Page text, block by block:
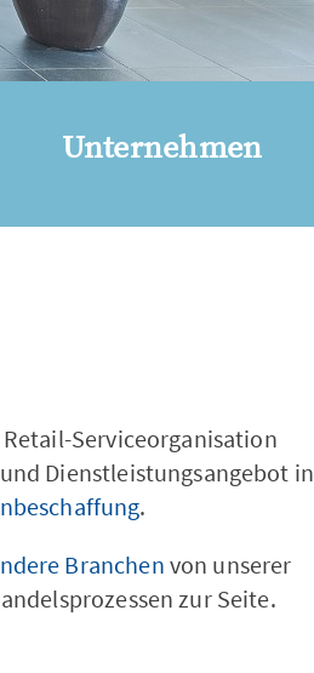
Unternehmen
Retail-Serviceorganisation
Dienstleistungsangebot in
.
Branchen von unserer
zur Seite.